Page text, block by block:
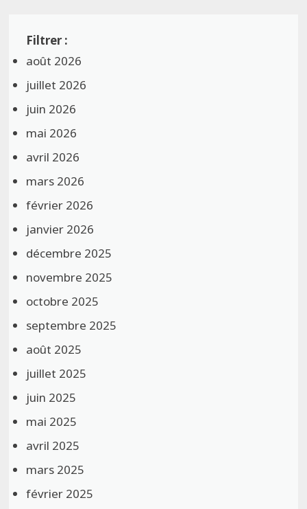
août 2026
juillet 2026
juin 2026
mai 2026
avril 2026
mars 2026
février 2026
janvier 2026
décembre 2025
novembre 2025
octobre 2025
septembre 2025
août 2025
juillet 2025
juin 2025
mai 2025
avril 2025
mars 2025
février 2025